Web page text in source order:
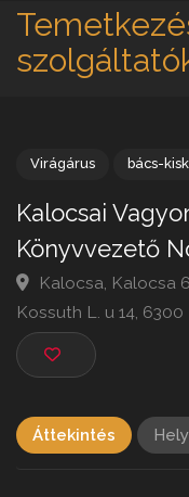
Kalocsai
Könyvvezető
Kalocsa, Kalocsa
Kossuth L. u 14,
Áttekintés